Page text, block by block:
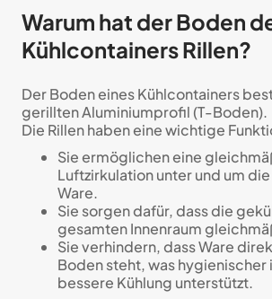
Warum hat der Boden
Kühlcontainers Rillen?
Der Boden eines Kühlcontainers
gerillten Aluminiumprofil (T-Boden).
Die Rillen haben eine wichtige
Sie ermöglichen eine
Luftzirkulation unter und um
Ware.
Sie sorgen dafür, dass die
gesamten Innenraum
Sie verhindern, dass Ware
Boden steht, was hygienischer
bessere Kühlung unterstützt.